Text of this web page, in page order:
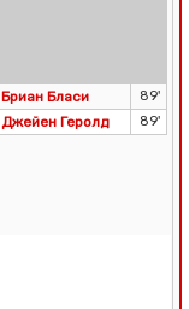
Бриан Бласи
89'
Джейен Геролд 89'